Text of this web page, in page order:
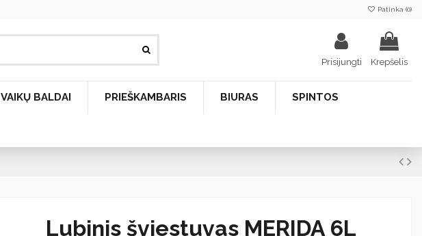
Patinka (0)
Prisijungti Krepšelis
VAIKŲ BALDAI PRIEŠKAMBARIS BIURAS SPINTOS
Lubinis šviestuvas MERIDA 6L